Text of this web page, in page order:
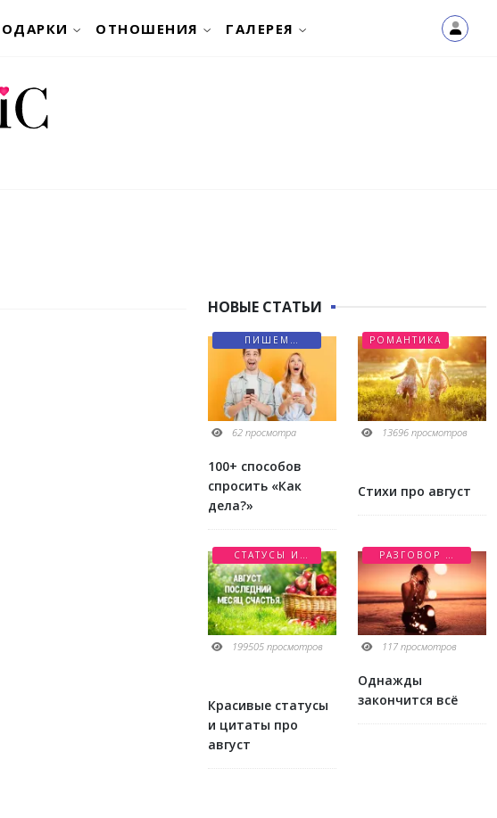
ОТНОШЕНИЯ ГАЛЕРЕЯ
НОВЫЕ СТАТЬИ
ПИШЕМ
ПИСЬМА
62 просмотра
100+ способов
спросить «Как
дела?»
РОМАНТИКА
13696 просмотров
Стихи про август
СТАТУСЫ И
ЦИТАТЫ
199505 просмотров
Красивые статусы
и цитаты про
август
РАЗГОВОР О
ЛЮБВИ
117 просмотров
Однажды
закончится всё